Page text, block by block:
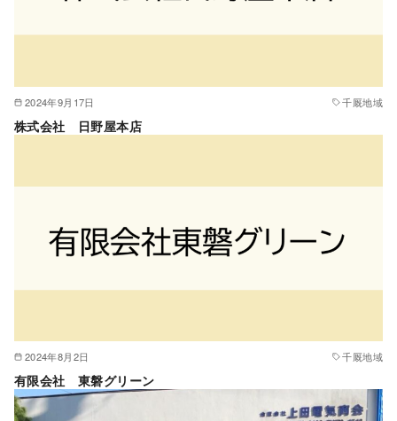
2024年9月17日 千厩地域
株式会社 日野屋本店
2024年8月2日 千厩地域
有限会社 東磐グリーン